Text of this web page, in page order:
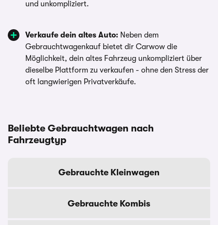
und unkompliziert.
Verkaufe dein altes Auto: Neben dem
Gebrauchtwagenkauf bietet dir Carwow die
Möglichkeit, dein altes Fahrzeug unkompliziert über
dieselbe Plattform zu verkaufen - ohne den Stress der
oft langwierigen Privatverkäufe.
Beliebte Gebrauchtwagen nach
Fahrzeugtyp
Gebrauchte Kleinwagen
Gebrauchte Kombis